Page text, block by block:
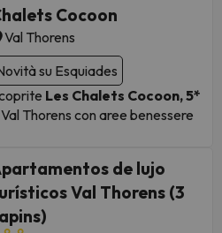
Cocoon
Val Thorens
su Esquiades
Les Chalets Cocoon, 5*
Thorens con aree benessere
pianificando la vostra
vacanza sugli sci?
un soggiorno nelle 3
de lujo
Val Thorens (3